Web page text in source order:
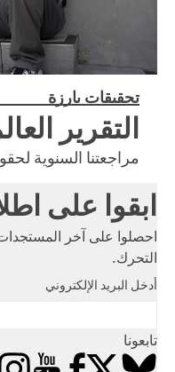
تحقيقات بارزة
التقرير
مراجعتنا السنوية
ابقوا على
احصلوا على آخر
التحرك.
أدخل البريد الإلكتروني
تابعونا
Bluesky
X
Facebook
YouTube